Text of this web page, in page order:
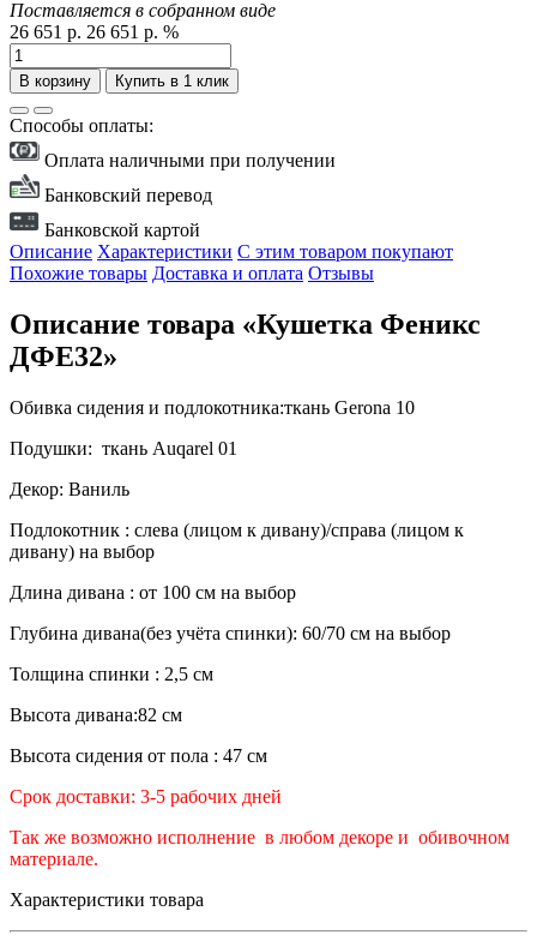
Поставляется в собранном виде
26 651 р. 26 651 р. %
В корзину Купить в 1 клик
Способы оплаты:
Оплата наличными при получении
Банковский перевод
Банковской картой
Описание Характеристики С этим товаром покупают
Похожие товары Доставка и оплата Отзывы
Описание товара «Кушетка Феникс
ДФЕ32»
Обивка сидения и подлокотника:ткань Gerona 10
Подушки: ткань Auqarel 01
Декор: Ваниль
Подлокотник : слева (лицом к дивану)/справа (лицом к
дивану) на выбор
Длина дивана : от 100 см на выбор
Глубина дивана(без учёта спинки): 60/70 см на выбор
Толщина спинки : 2,5 см
Высота дивана:82 см
Высота сидения от пола : 47 см
Срок доставки: 3-5 рабочих дней
Так же возможно исполнение в любом декоре и обивочном
материале.
Характеристики товара